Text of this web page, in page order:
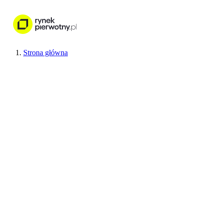
Nieruchomości
Strona główna